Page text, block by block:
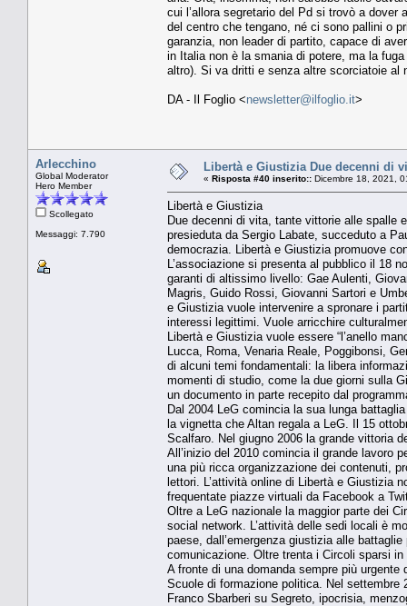
cui l’allora segretario del Pd si trovò a dover
del centro che tengano, né ci sono pallini o
garanzia, non leader di partito, capace di
in Italia non è la smania di potere, ma la
altro). Si va dritti e senza altre scorciatoie al
DA - Il Foglio <newsletter@ilfoglio.it>
Arlecchino
Global Moderator
Hero Member
Scollegato
Messaggi: 7.790
Libertà e Giustizia Due decenni di
« Risposta #40 inserito:: Dicembre 18, 2021,
Libertà e Giustizia
Due decenni di vita, tante vittorie alle spalle
presieduta da Sergio Labate, succeduto a
democrazia. Libertà e Giustizia promuove
L’associazione si presenta al pubblico il 18
garanti di altissimo livello: Gae Aulenti,
Magris, Guido Rossi, Giovanni Sartori e
e Giustizia vuole intervenire a spronare i
interessi legittimi. Vuole arricchire
Libertà e Giustizia vuole essere “l’anello
Lucca, Roma, Venaria Reale, Poggibonsi,
di alcuni temi fondamentali: la libera
momenti di studio, come la due giorni sulla
un documento in parte recepito dal
Dal 2004 LeG comincia la sua lunga
la vignetta che Altan regala a LeG. Il 15
Scalfaro. Nel giugno 2006 la grande vittoria
All’inizio del 2010 comincia il grande lavoro
una più ricca organizzazione dei contenuti,
lettori. L’attività online di Libertà e Giustizia
frequentate piazze virtuali da Facebook a
Oltre a LeG nazionale la maggior parte dei
social network. L’attività delle sedi locali è
paese, dall’emergenza giustizia alle
comunicazione. Oltre trenta i Circoli sparsi
A fronte di una domanda sempre più
Scuole di formazione politica. Nel settembre
Franco Sbarberi su Segreto, ipocrisia,